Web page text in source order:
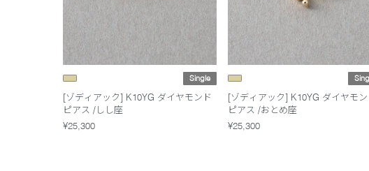
Single
[ゾディアック] K10YG ダイヤモンド
ピアス /しし座
¥25,300
[ゾディアック] K10YG ダイヤモン
ピアス /おとめ座
¥25,300